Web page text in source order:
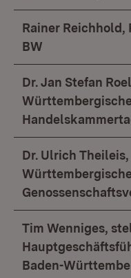
Rainer
BW
Dr. Jan Stefan
Dr. Ulrich
Tim Wenniges,
Baden-